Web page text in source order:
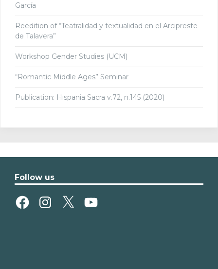
García
Reedition of “Teatralidad y textualidad en el Arcipreste
de Talavera”
Workshop Gender Studies (UCM)
“Romantic Middle Ages” Seminar
Publication: Hispania Sacra v.72, n.145 (2020)
Follow us
FacebookInstagram
X YouTube